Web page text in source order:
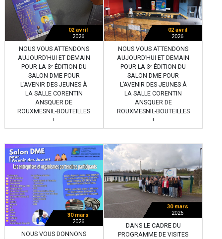
02 avril
2026
NOUS VOUS ATTENDONS
AUJOURD’HUI ET DEMAIN
POUR LA 3ᵉ ÉDITION DU
SALON DME POUR
L’AVENIR DES JEUNES À
LA SALLE CORENTIN
ANSQUER DE
ROUXMESNIL-BOUTEILLES
!
02 avril
2026
NOUS VOUS ATTENDONS
AUJOURD’HUI ET DEMAIN
POUR LA 3ᵉ ÉDITION DU
SALON DME POUR
L’AVENIR DES JEUNES À
LA SALLE CORENTIN
ANSQUER DE
ROUXMESNIL-BOUTEILLES
!
30 mars
2026
NOUS VOUS DONNONS
30 mars
2026
DANS LE CADRE DU
PROGRAMME DE VISITES